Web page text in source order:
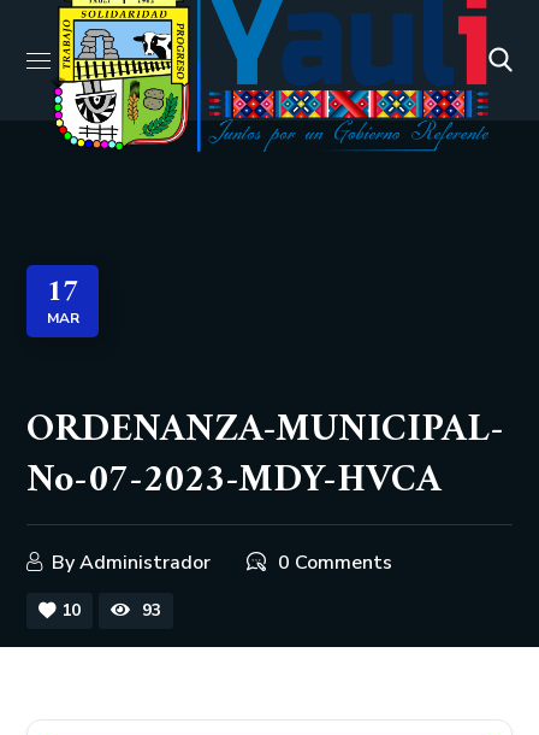
17
MAR
ORDENANZA-MUNICIPAL-
No-07-2023-MDY-HVCA
ByAdministrador 0 Comments
10 93